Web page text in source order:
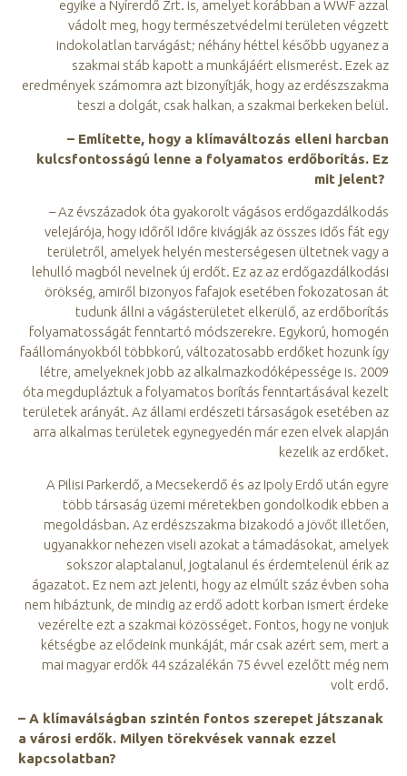
egyike a Nyírerdő Zrt. is, amelyet korábban a WWF azzal
vádolt meg, hogy természetvédelmi területen végzett
indokolatlan tarvágást; néhány héttel később ugyanez a
szakmai stáb kapott a munkájáért elismerést. Ezek az
eredmények számomra azt bizonyítják, hogy az erdészszakma
teszi a dolgát, csak halkan, a szakmai berkeken belül.
– Említette, hogy a klímaváltozás elleni harcban
kulcsfontosságú lenne a folyamatos erdőborítás. Ez
mit jelent?
– Az évszázadok óta gyakorolt vágásos erdőgazdálkodás
velejárója, hogy időről időre kivágják az összes idős fát egy
területről, amelyek helyén mesterségesen ültetnek vagy a
lehulló magból nevelnek új erdőt. Ez az az erdőgazdálkodási
örökség, amiről bizonyos fafajok esetében fokozatosan át
tudunk állni a vágásterületet elkerülő, az erdőborítás
folyamatosságát fenntartó módszerekre. Egykorú, homogén
faállományokból többkorú, változatosabb erdőket hozunk így
létre, amelyeknek jobb az alkalmazkodóképessége is. 2009
óta megdupláztuk a folyamatos borítás fenntartásával kezelt
területek arányát. Az állami erdészeti társaságok esetében az
arra alkalmas területek egynegyedén már ezen elvek alapján
kezelik az erdőket.
A Pilisi Parkerdő, a Mecsekerdő és az Ipoly Erdő után egyre
több társaság üzemi méretekben gondolkodik ebben a
megoldásban. Az erdészszakma bizakodó a jövőt illetően,
ugyanakkor nehezen viseli azokat a támadásokat, amelyek
sokszor alaptalanul, jogtalanul és érdemtelenül érik az
ágazatot. Ez nem azt jelenti, hogy az elmúlt száz évben soha
nem hibáztunk, de mindig az erdő adott korban ismert érdeke
vezérelte ezt a szakmai közösséget. Fontos, hogy ne vonjuk
kétségbe az elődeink munkáját, már csak azért sem, mert a
mai magyar erdők 44 százalékán 75 évvel ezelőtt még nem
volt erdő.
– A klímaválságban szintén fontos szerepet játszanak
a városi erdők. Milyen törekvések vannak ezzel
kapcsolatban?